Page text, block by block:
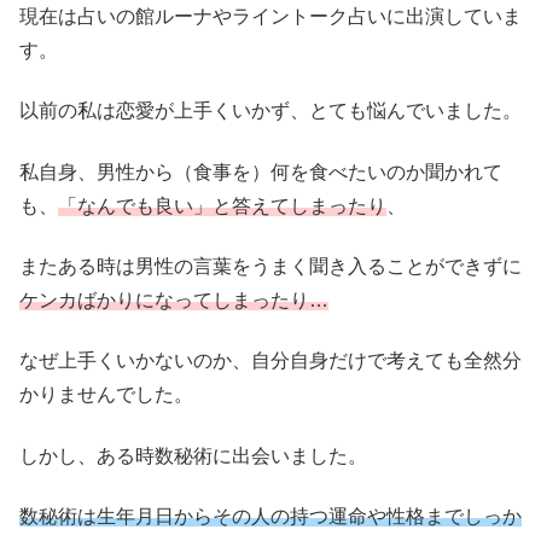
現在は占いの館ルーナやライントーク占いに出演していま
す。
以前の私は恋愛が上手くいかず、とても悩んでいました。
私自身、男性から（食事を）何を食べたいのか聞かれて
も、 「なんでも良い」と答えてしまったり
またある時は男性の言葉をうまく聞き入ることができずに
ケンカばかりになってしまったり…
なぜ上手くいかないのか、自分自身だけで考えても全然分
かりませんでした。
しかし、ある時数秘術に出会いました。
数秘術は生年月日からその人の持つ運命や性格までしっか